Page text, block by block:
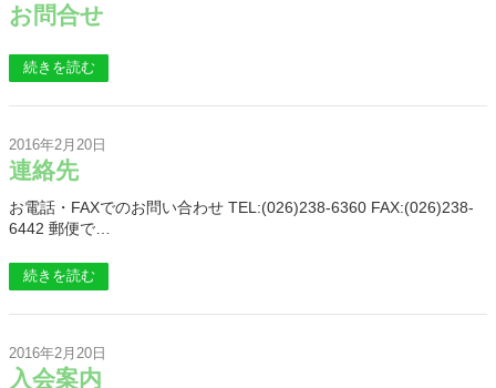
お問合せ
続きを読む
2016年2月20日
連絡先
お電話・FAXでのお問い合わせ TEL:(026)238-6360 FAX:(026)238-
6442 郵便で…
続きを読む
2016年2月20日
入会案内